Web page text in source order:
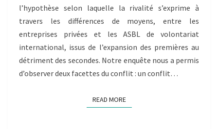
l’hypothèse selon laquelle la rivalité s’exprime à
travers les différences de moyens, entre les
entreprises privées et les ASBL de volontariat
international, issus de l’expansion des premières au
détriment des secondes. Notre enquête nous a permis
d’observer deux facettes du conflit : un conflit…
READ MOREREAD MORE